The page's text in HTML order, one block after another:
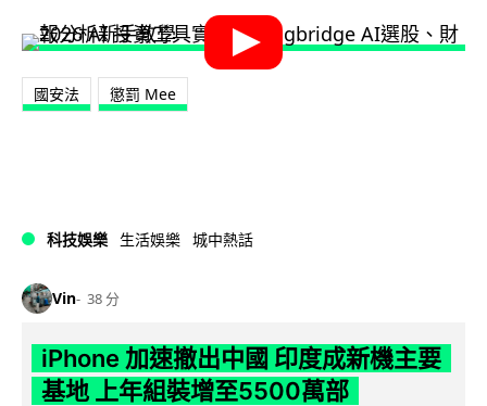
國安法 懲罰 Mee
科技娛樂 生活娛樂 城中熱話
Vin 38 分
iPhone 加速撤出中國 印度成新機主要
基地 上年組裝增至5500萬部